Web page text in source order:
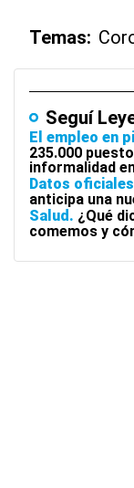
Temas:
Seguí
El empleo en
235.000
informalidad
Datos oficiales
anticipa una
Salud
¿Qué
comemos y